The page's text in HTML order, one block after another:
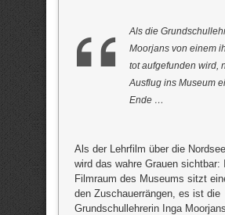
Als die
Moorjans von einem
tot aufgefunden wird,
Ausflug ins Museum
Ende …
Als der Lehrfilm über die
wird das wahre Grauen sichtbar:
Filmraum des Museums sitzt
den Zuschauerrängen, es ist die
Grundschullehrerin Inga